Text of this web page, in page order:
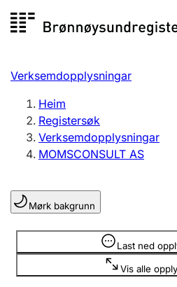
til
Registersøk
Aksjeselskap
Enkeltpersonføretak
Registrere, endre, slette
Lag og foreining
Registrere, endre, slette
Verksemdopplysningar
Heim
Registersøk
Verksemdopplysningar
MOMSCONSULT AS
Mørk bakgrunn
Last ned
Vis alle
Opplysninger er skjult